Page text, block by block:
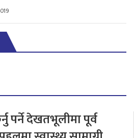
पर्ने देखतभूलीमा पूर्व